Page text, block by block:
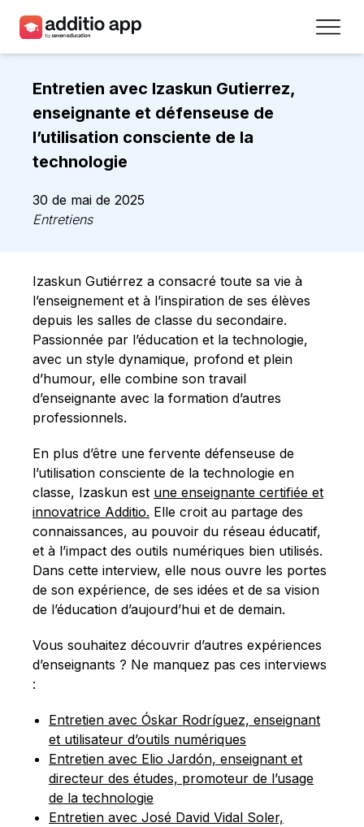
Établissements
Ressources
Accéder
Inscrivez-vous
Contact
Français
Entretien avec Izaskun Gutierrez,
enseignante et défenseuse de
l’utilisation consciente de la
technologie
30 de mai de 2025
Entretiens
Izaskun Gutiérrez a consacré toute sa vie à
l’enseignement et à l’inspiration de ses élèves
depuis les salles de classe du secondaire.
Passionnée par l’éducation et la technologie,
avec un style dynamique, profond et plein
d’humour, elle combine son travail
d’enseignante avec la formation d’autres
professionnels.
En plus d’être une fervente défenseuse de
l’utilisation consciente de la technologie en
classe, Izaskun est une enseignante certifiée et
innovatrice Additio. Elle croit au partage des
connaissances, au pouvoir du réseau éducatif,
et à l’impact des outils numériques bien utilisés.
Dans cette interview, elle nous ouvre les portes
de son expérience, de ses idées et de sa vision
de l’éducation d’aujourd’hui et de demain.
Vous souhaitez découvrir d’autres expériences
d’enseignants ? Ne manquez pas ces interviews
:
Entretien avec Óskar Rodríguez, enseignant
et utilisateur d’outils numériques
Entretien avec Elio Jardón, enseignant et
directeur des études, promoteur de l’usage
de la technologie
Entretien avec José David Vidal Soler,